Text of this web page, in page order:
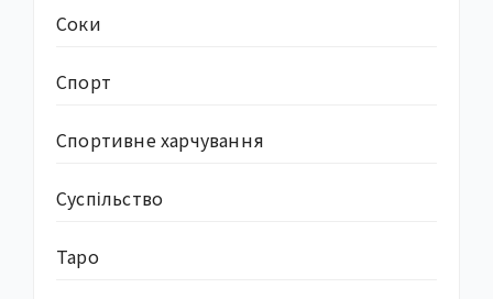
Соки
Спорт
Спортивне харчування
Суcпільство
Таро